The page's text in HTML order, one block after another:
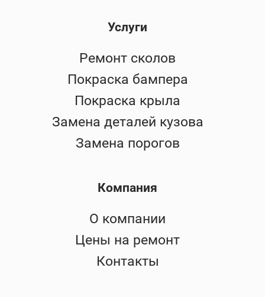
Услуги
Ремонт сколов
Покраска бампера
Покраска крыла
Замена деталей кузова
Замена порогов
Компания
О компании
Цены на ремонт
Контакты